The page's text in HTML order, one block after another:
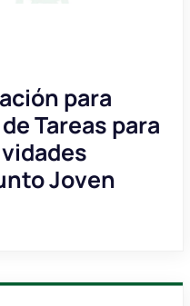
para
Tareas para
Joven